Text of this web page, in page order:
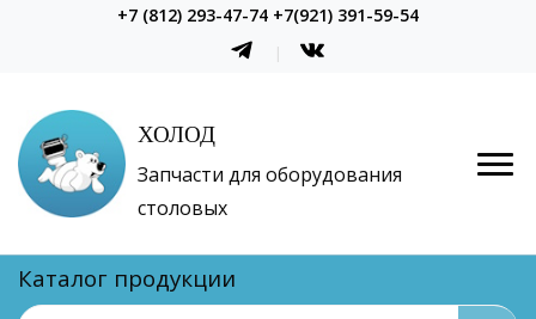
+7 (812) 293-47-74 +7(921) 391-59-54
ХОЛОД
Запчасти для оборудования
столовых
Каталог продукции